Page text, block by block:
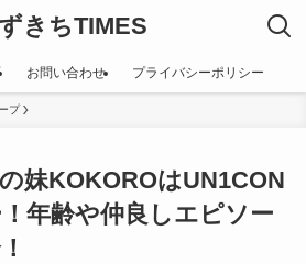
きちTIMES
お問い合わせ プライバシーポリシー
プ
妹KOKOROはUN1CON
年齢や仲良しエピソー